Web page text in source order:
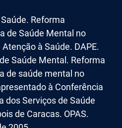
Reforma
de Saúde Mental no
à Saúde. DAPE.
Saúde Mental. Reforma
de saúde mental no
à Conferência
dos Serviços de Saúde
de Caracas. OPAS.